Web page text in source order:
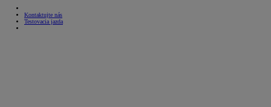
Kontaktujte nás
Testovacia jazda